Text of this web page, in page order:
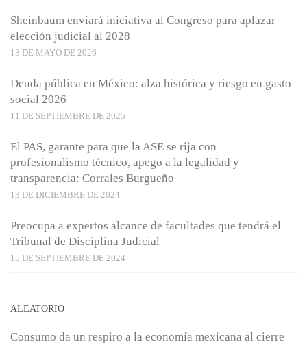
Sheinbaum enviará iniciativa al Congreso para aplazar
elección judicial al 2028
18 DE MAYO DE 2026
Deuda pública en México: alza histórica y riesgo en gasto
social 2026
11 DE SEPTIEMBRE DE 2025
El PAS, garante para que la ASE se rija con
profesionalismo técnico, apego a la legalidad y
transparencia: Corrales Burgueño
13 DE DICIEMBRE DE 2024
Preocupa a expertos alcance de facultades que tendrá el
Tribunal de Disciplina Judicial
15 DE SEPTIEMBRE DE 2024
ALEATORIO
Consumo da un respiro a la economía mexicana al cierre